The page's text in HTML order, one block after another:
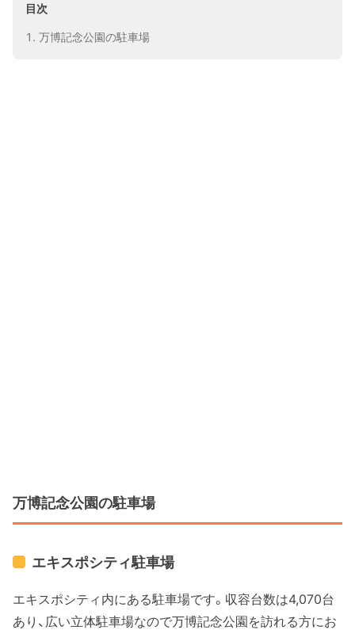
目次
万博記念公園の駐車場
万博記念公園の駐車場
エキスポシティ駐車場
エキスポシティ内にある駐車場です。収容台数は4,070台
あり、広い立体駐車場なので万博記念公園を訪れる方にお